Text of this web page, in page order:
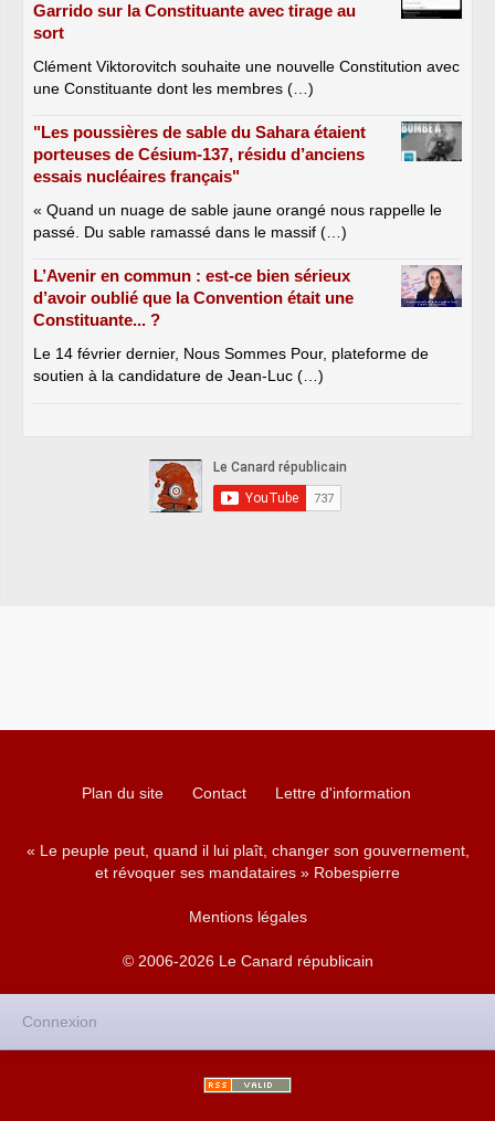
Garrido sur la Constituante avec tirage au
sort
Clément Viktorovitch souhaite une nouvelle Constitution avec
une Constituante dont les membres (…)
"Les poussières de sable du Sahara étaient
porteuses de Césium-137, résidu d’anciens
essais nucléaires français"
« Quand un nuage de sable jaune orangé nous rappelle le
passé. Du sable ramassé dans le massif (…)
L’Avenir en commun : est-ce bien sérieux
d’avoir oublié que la Convention était une
Constituante... ?
Le 14 février dernier, Nous Sommes Pour, plateforme de
soutien à la candidature de Jean-Luc (…)
Plan du site Contact Lettre d'information
« Le peuple peut, quand il lui plaît, changer son gouvernement,
et révoquer ses mandataires » Robespierre
Mentions légales
© 2006-2026 Le Canard républicain
Connexion